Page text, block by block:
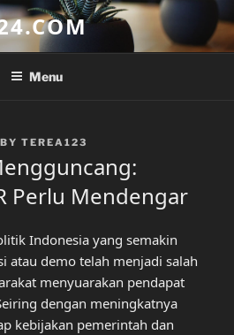
Menu
BY TEREA123
Perlu Mendengar
Indonesia yang semakin
atau demo telah menjadi salah
menyuarakan pendapat
dengan meningkatnya
kebijakan pemerintah dan